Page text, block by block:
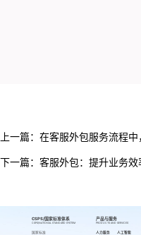
上一篇： 在客服外包服务流程中
下一篇： 客服外包：提升业务
CSPS/国家标准体系
CSPS/NATIONAL STANDARD SYSTEM
国家标准
产品与服务
PRODUCTS AND SERVICES
人力服务 人工智能